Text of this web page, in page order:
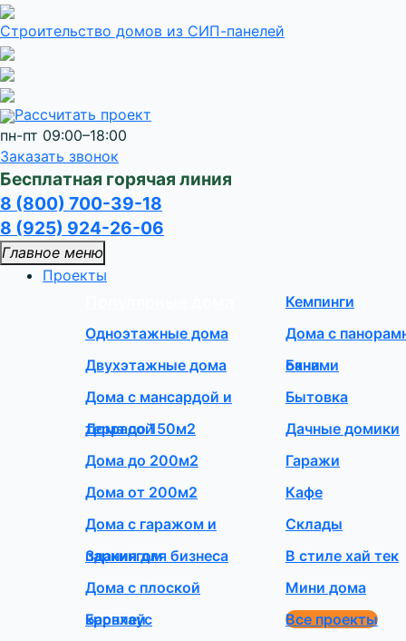
Строительство домов из СИП-панелей
Рассчитать проект
пн-пт 09:00–18:00
Заказать звонок
Бесплатная горячая линия
8 (800) 700-39-18
8 (925) 924-26-06
Главное меню
Проекты
Одноэтажные дома
Двухэтажные дома
Дома с мансардой и
террасой
Дома до 150м2
Дома до 200м2
Дома от 200м2
Дома с гаражом и
паркингом
Здания для бизнеса
Дома с плоской
кровлей
Барнхаус
Кемпинги
Дома с
окнами
Бани
Бытовка
Дачные домики
Гаражи
Кафе
Склады
В стиле хай тек
Мини дома
Все проекты